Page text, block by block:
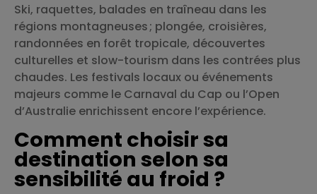
Ski, raquettes, balades en traîneau dans les
régions montagneuses ; plongée, croisières,
randonnées en forêt tropicale, découvertes
culturelles et slow-tourism dans les contrées plus
chaudes. Les festivals locaux ou événements
majeurs comme le Carnaval du Cap ou l’Open
d’Australie enrichissent encore l’expérience.
Comment choisir sa
destination selon sa
sensibilité au froid ?